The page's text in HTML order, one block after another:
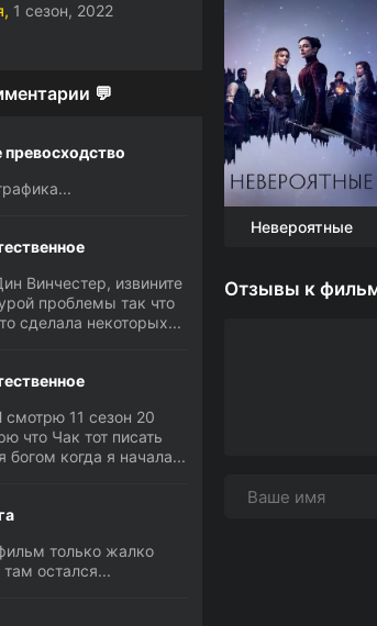
Невероятные
Отзывы к
1 сезон, 2022
💬
превосходство
Винчестер, извините
проблемы так что
сделала некоторых...
смотрю 11 сезон 20
что Чак тот писать
богом когда я начала...
только жалко
остался...